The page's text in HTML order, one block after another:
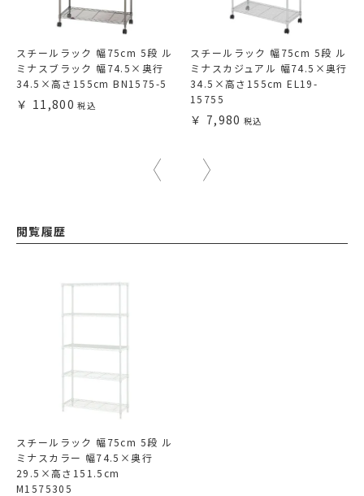
スチールラック 幅75cm 5段 ル
ミナスブラック 幅74.5×奥行
34.5×高さ155cm BN1575-5
11,800
スチールラック 幅75cm 5段 ル
ミナスカジュアル 幅74.5×奥行
34.5×高さ155cm EL19-
15755
7,980
閲覧履歴
スチールラック 幅75cm 5段 ル
ミナスカラー 幅74.5×奥行
29.5×高さ151.5cm
M1575305